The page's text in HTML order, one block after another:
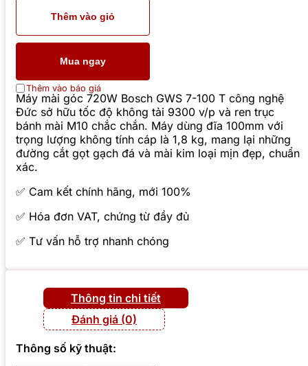
Thêm vào giỏ
Mua ngay
Thêm vào báo giá
Máy mài góc 720W Bosch GWS 7-100 T công nghệ
Đức sở hữu tốc độ không tải 9300 v/p và ren trục
bánh mài M10 chắc chắn. Máy dùng đĩa 100mm với
trọng lượng không tính cáp là 1,8 kg, mang lại những
đường cắt gọt gạch đá và mài kim loại mịn đẹp, chuẩn
xác.
✅ Cam kết chính hãng, mới 100%
✅ Hóa đơn VAT, chứng từ đầy đủ
✅ Tư vấn hỗ trợ nhanh chóng
Thông tin chi tiết
Đánh giá (0)
Thông số kỹ thuật: